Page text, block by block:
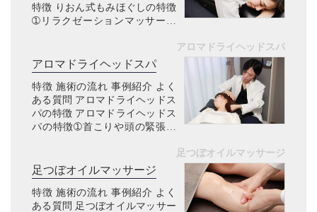
特徴 りおん式もみほぐしの特徴
➀リラクゼーションマッサージ
運転で腰痛が辛いスマホのやり
過ぎで首こりが辛い歩き過ぎ
て...
アロマドライヘッドスパ
アロマドライヘッドスパ
特徴 施術の流れ 事例紹介 よく
ある質問 アロマドライヘッドス
パの特徴 アロマドライヘッドス
パの特徴➀首こりや頭の緊張に
ワークで首こりや肩こりが辛い
スマホのやり過ぎで首こりが
辛...
足つぼオイルマッサージ
足つぼオイルマッサージ
特徴 施術の流れ 事例紹介 よく
ある質問 足つぼオイルマッサー